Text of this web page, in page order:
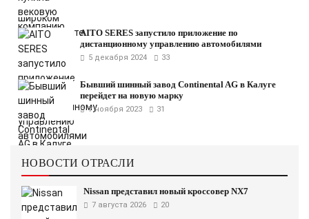
AITO SERES запустило приложение по
дистанционному управлению автомобилями
5 декабря 2024 33
Бывший шинный завод Continental AG в Калуге
перейдет на новую марку
7 ноября 2023 31
НОВОСТИ ОТРАСЛИ
Nissan представил новый кроссовер NX7
7 августа 2026 20